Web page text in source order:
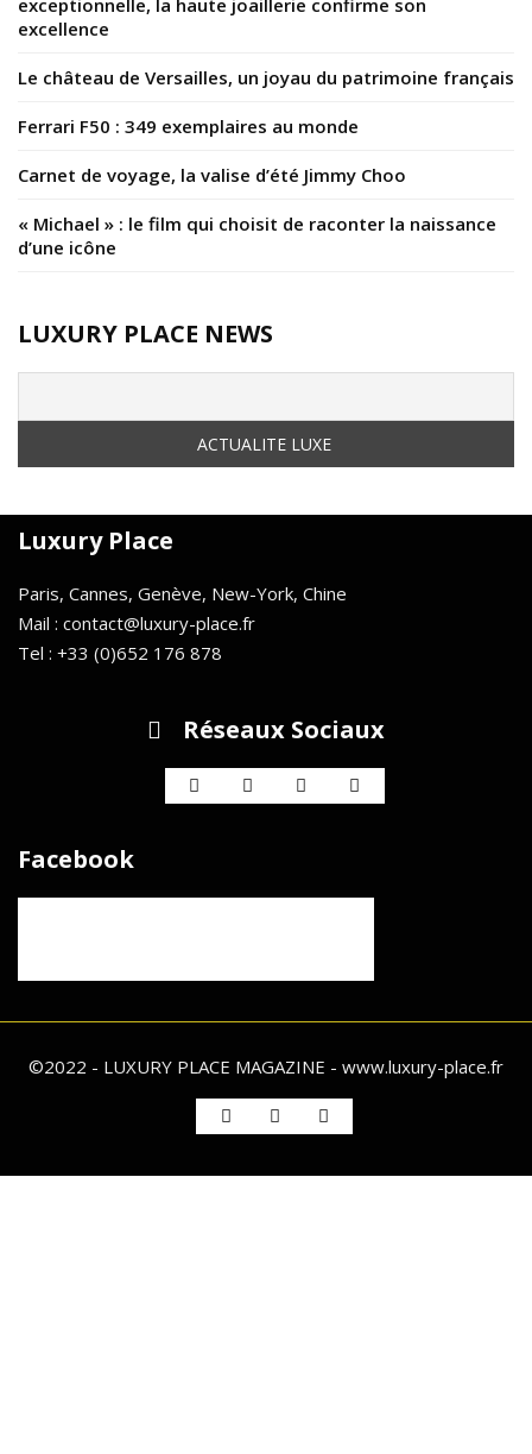
excellence
Le château de Versailles, un joyau du patrimoine français
Ferrari F50 : 349 exemplaires au monde
Carnet de voyage, la valise d’été Jimmy Choo
« Michael » : le film qui choisit de raconter la naissance
d’une icône
LUXURY PLACE NEWS
Luxury Place
Paris, Cannes, Genève, New-York, Chine
Mail : contact@luxury-place.fr
Tel : +33 (0)652 176 878
Réseaux Sociaux
Facebook
©2022 - LUXURY PLACE MAGAZINE - www.luxury-place.fr